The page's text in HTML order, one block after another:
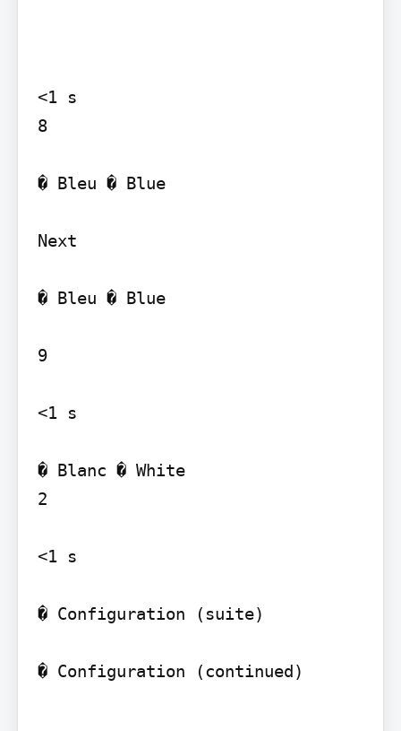
<1 s
8
� Bleu � Blue
Next
� Bleu � Blue
9
<1 s
� Blanc � White
2
<1 s
� Configuration (suite)
� Configuration (continued)